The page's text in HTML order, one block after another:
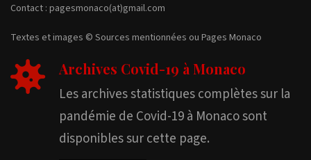
Contact : pagesmonaco(at)gmail.com
Textes et images © Sources mentionnées ou Pages Monaco
Archives Covid-19 à Monaco
Les archives statistiques complètes sur la
pandémie de Covid-19 à Monaco sont
disponibles sur cette page.